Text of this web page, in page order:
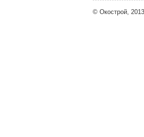
© Окострой, 2013